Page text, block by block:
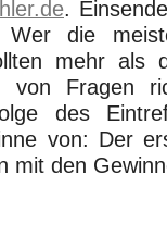
.
die
mehr als
Fragen
des
von: Der
mit den